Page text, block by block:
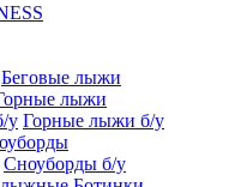
Беговые лыжи
лыжи
Горные лыжи б/у
Сноуборды б/у